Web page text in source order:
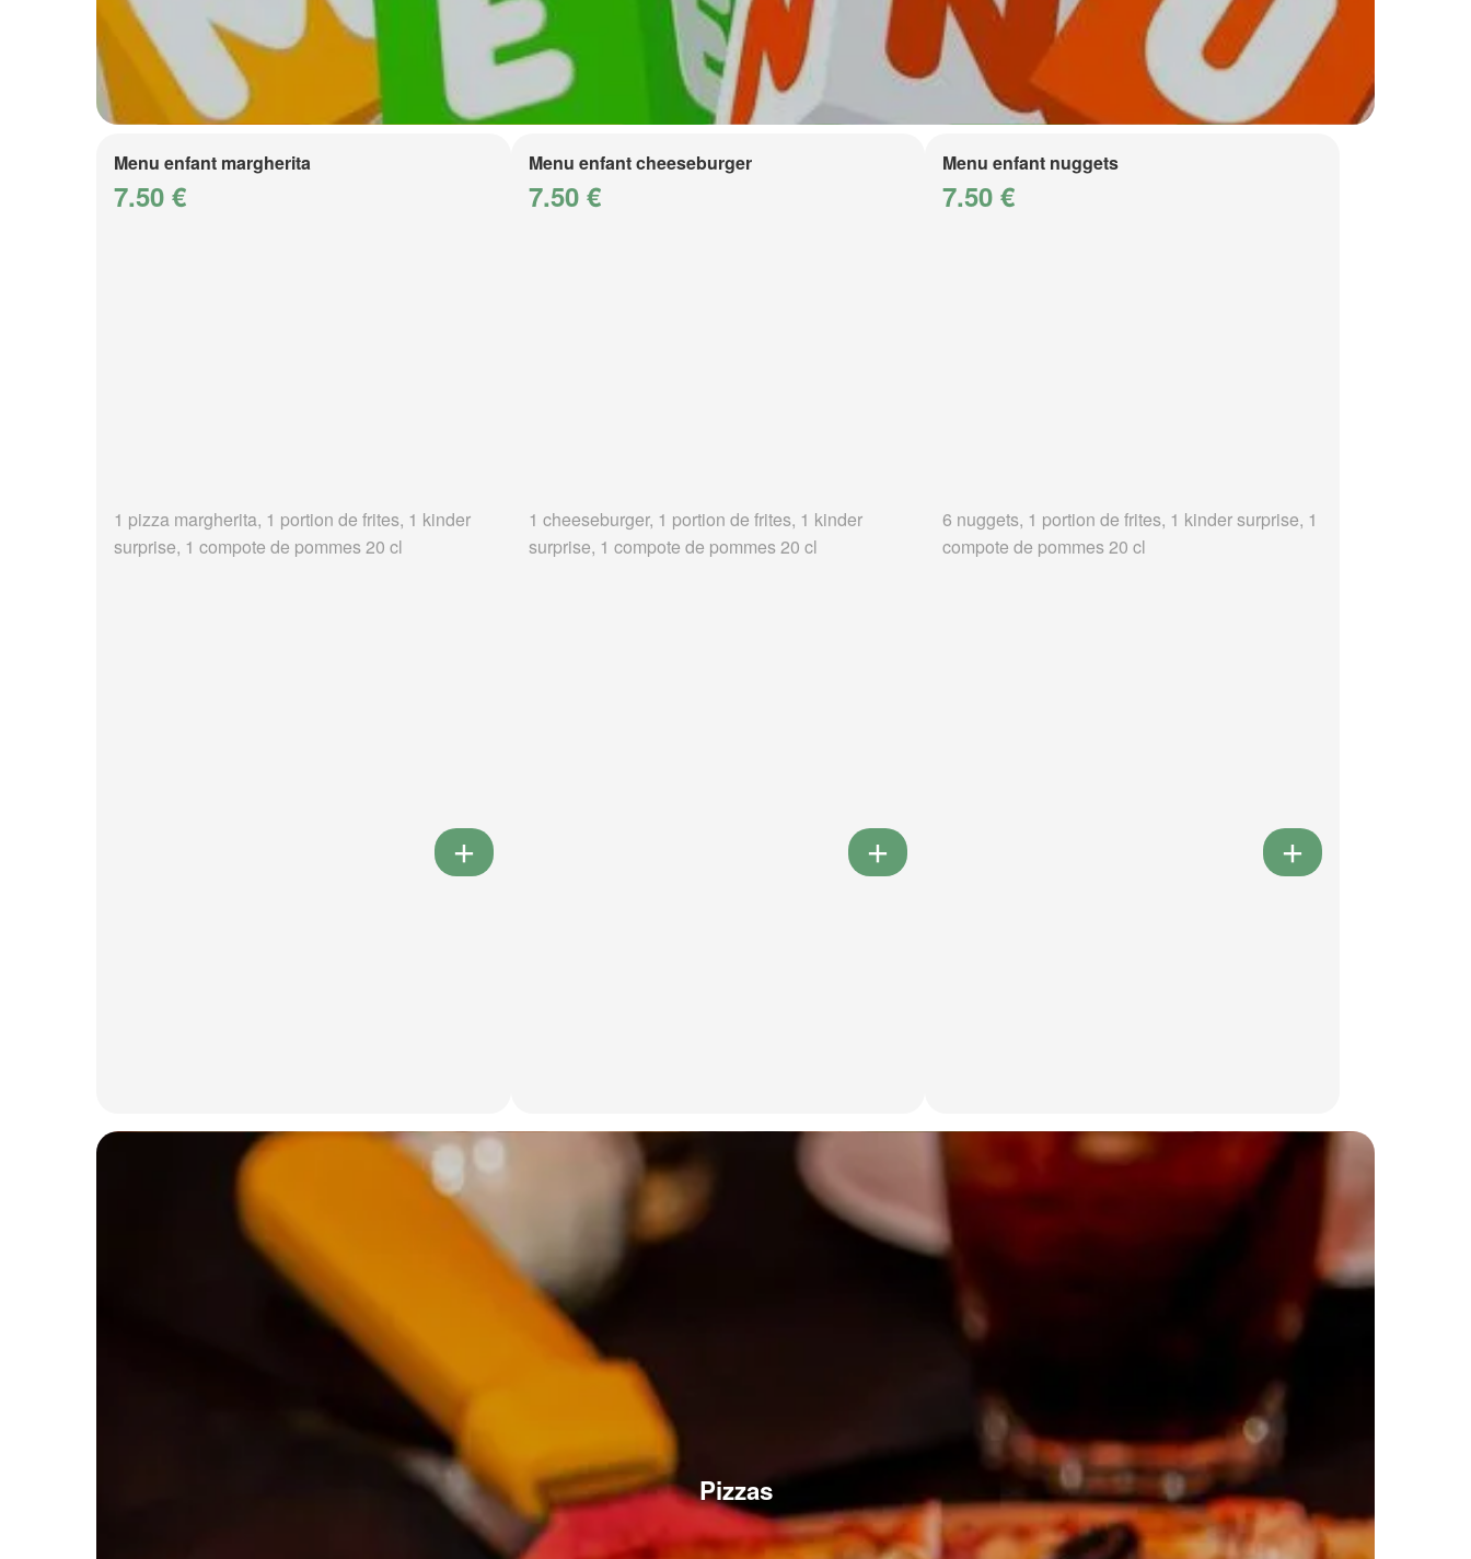
Menu enfant margherita
7.50 €
1 pizza margherita, 1 portion de frites, 1 kinder
surprise, 1 compote de pommes 20 cl
Menu enfant cheeseburger
7.50 €
1 cheeseburger, 1 portion de frites, 1 kinder
surprise, 1 compote de pommes 20 cl
Menu enfant nuggets
7.50 €
6 nuggets, 1 portion de frites, 1 kinder surprise, 1
compote de pommes 20 cl
Pizzas